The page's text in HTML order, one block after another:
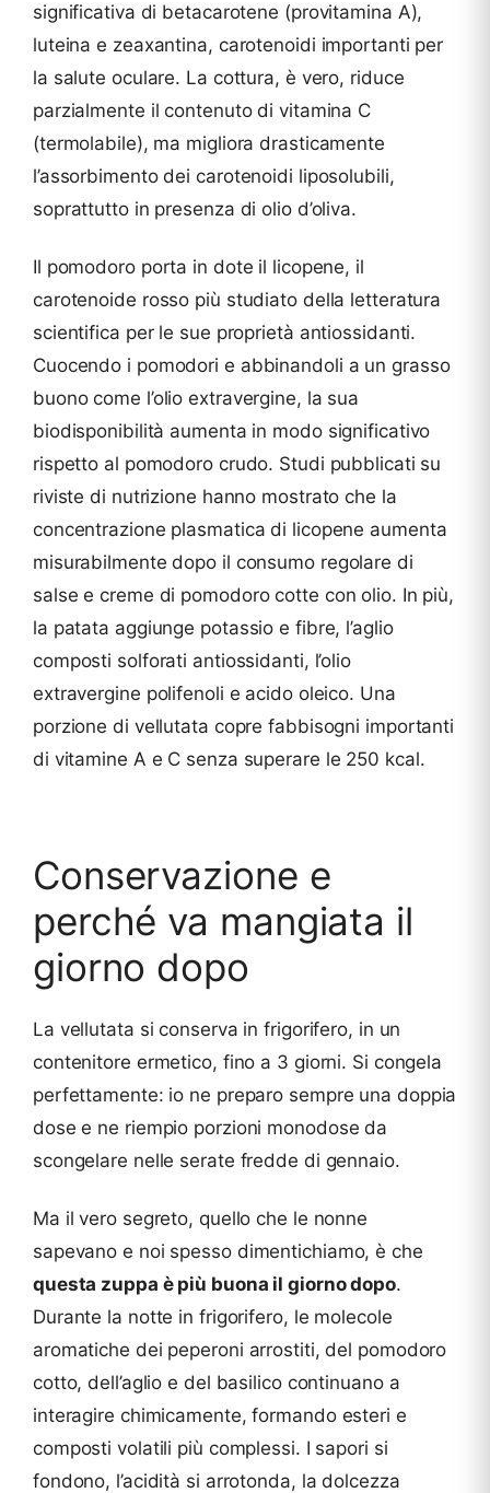
significativa di betacarotene (provitamina A),
luteina e zeaxantina, carotenoidi importanti per
la salute oculare. La cottura, è vero, riduce
parzialmente il contenuto di vitamina C
(termolabile), ma migliora drasticamente
l’assorbimento dei carotenoidi liposolubili,
soprattutto in presenza di olio d’oliva.
Il pomodoro porta in dote il licopene, il
carotenoide rosso più studiato della letteratura
scientifica per le sue proprietà antiossidanti.
Cuocendo i pomodori e abbinandoli a un grasso
buono come l’olio extravergine, la sua
biodisponibilità aumenta in modo significativo
rispetto al pomodoro crudo. Studi pubblicati su
riviste di nutrizione hanno mostrato che la
concentrazione plasmatica di licopene aumenta
misurabilmente dopo il consumo regolare di
salse e creme di pomodoro cotte con olio. In più,
la patata aggiunge potassio e fibre, l’aglio
composti solforati antiossidanti, l’olio
extravergine polifenoli e acido oleico. Una
porzione di vellutata copre fabbisogni importanti
di vitamine A e C senza superare le 250 kcal.
Conservazione e
perché va mangiata il
giorno dopo
La vellutata si conserva in frigorifero, in un
contenitore ermetico, fino a 3 giorni. Si congela
perfettamente: io ne preparo sempre una doppia
dose e ne riempio porzioni monodose da
scongelare nelle serate fredde di gennaio.
Ma il vero segreto, quello che le nonne
sapevano e noi spesso dimentichiamo, è che
questa zuppa è più buona il giorno dopo.
Durante la notte in frigorifero, le molecole
aromatiche dei peperoni arrostiti, del pomodoro
cotto, dell’aglio e del basilico continuano a
interagire chimicamente, formando esteri e
composti volatili più complessi. I sapori si
fondono, l’acidità si arrotonda, la dolcezza